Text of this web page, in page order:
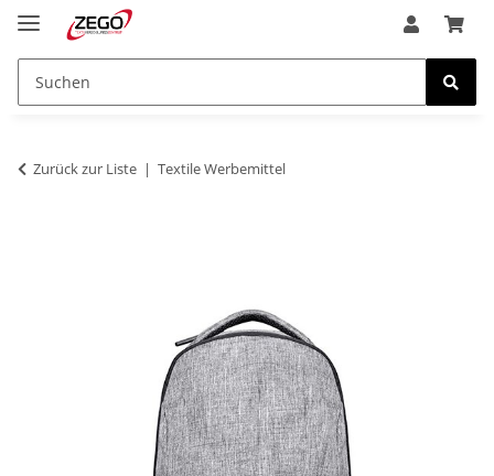
Zurück zur Liste Textile Werbemittel